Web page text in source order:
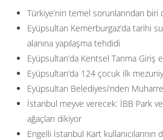
Türkiye’nin temel sorunlarından biri
Eyüpsultan Kemerburgaz’da tarihi
alanına yapılaşma tehdidi
Eyüpsultan’da Kentsel Tarıma Giriş
Eyüpsultan’da 124 çocuk ilk
Eyüpsultan Belediyesi’nden
İstanbul meyve verecek: İBB Park
ağaçları dikiyor
Engelli İstanbul Kart kullanıcılarının